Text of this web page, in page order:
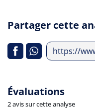
Partager cette
https://
Évaluations
2 avis sur cette analyse